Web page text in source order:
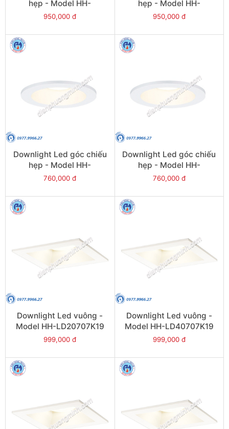
hẹp - Model HH-
LD50701K19
950,000 đ
hẹp - Model HH-
LD70701K19
950,000 đ
Downlight Led góc chiếu
hẹp - Model HH-
LD50501K19
760,000 đ
Downlight Led góc chiếu
hẹp - Model HH-
LD70501K19
760,000 đ
Downlight Led vuông -
Model HH-LD20707K19
999,000 đ
Downlight Led vuông -
Model HH-LD40707K19
999,000 đ